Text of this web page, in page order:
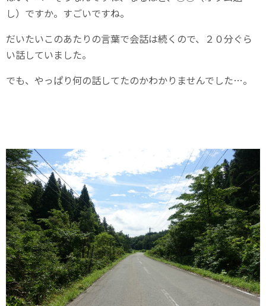
し）ですか。すごいですね。
だいたいこのあたりの言葉で会話は続くので、２０分ぐら
い話していました。
でも、やっぱり何の話してたのかわかりませんでした…。